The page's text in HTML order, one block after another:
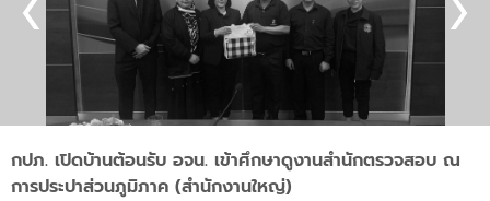
กปภ. เปิดบ้านต้อนรับ อจน. เข้าศึกษาดูงานสำนักตรวจสอบ ณ
การประปาส่วนภูมิภาค (สำนักงานใหญ่)